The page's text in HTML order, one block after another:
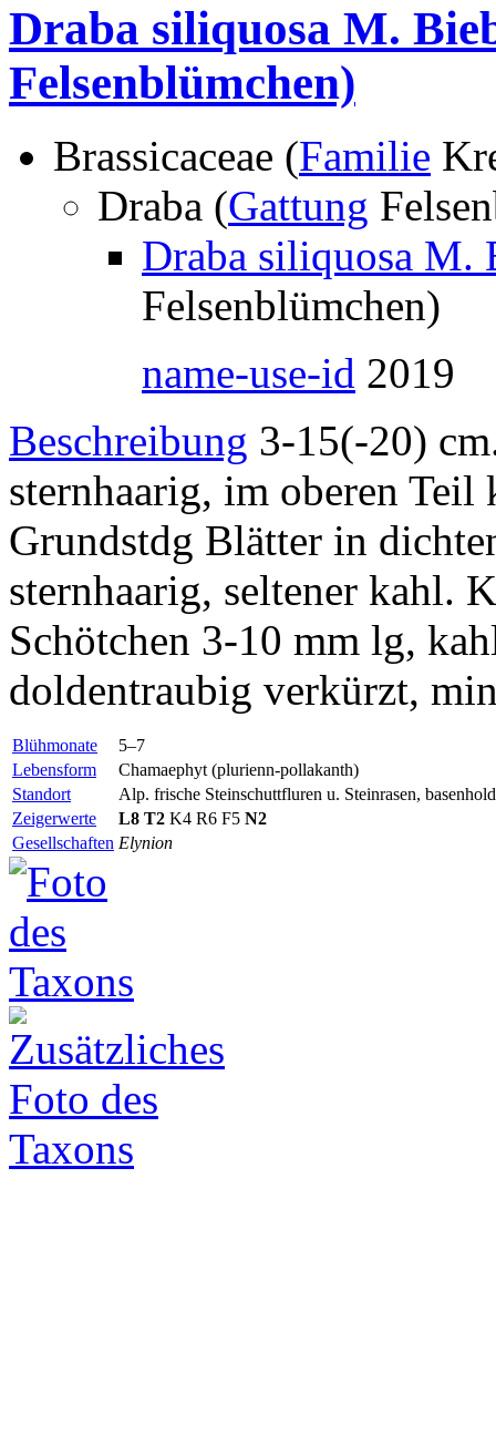
Draba siliquosa M.
Felsenblümchen)
Brassicaceae (Familie
Draba (Gattung
Draba siliquosa M.
Felsenblümchen)
name-use-id 2019
Beschreibung 3-15(-20)
sternhaarig, im oberen
Grundstdg Blätter in
sternhaarig, seltener kahl.
Schötchen 3-10 mm lg,
doldentraubig verkürzt,
Blühmonate
5–7
Lebensform
Chamaephyt (plurienn-pollakanth)
Standort
Alp. frische Steinschuttfluren u. Steinrasen,
Zeigerwerte
L8 T2 K4 R6 F5 N2
Gesellschaften Elynion